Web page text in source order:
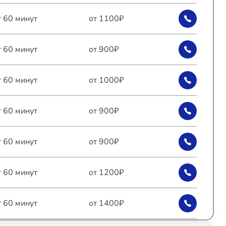
60 минут от 1100₽
60 минут от 900₽
60 минут от 1000₽
60 минут от 900₽
60 минут от 900₽
60 минут от 1200₽
60 минут от 1400₽